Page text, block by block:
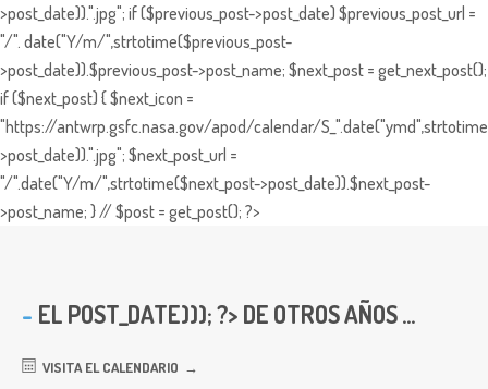
>post_date)).".jpg"; if ($previous_post->post_date) $previous_post_url =
"/". date("Y/m/",strtotime($previous_post-
>post_date)).$previous_post->post_name; $next_post = get_next_post();
if ($next_post) { $next_icon =
"https://antwrp.gsfc.nasa.gov/apod/calendar/
>post_date)).".jpg"; $next_post_url =
"/".date("Y/m/",strtotime($next_post->post_date)).$next_post-
>post_name; } // $post = get_post(); ?>
EL POST_DATE))); ?> DE OTROS AÑOS ...
VISITA EL CALENDARIO